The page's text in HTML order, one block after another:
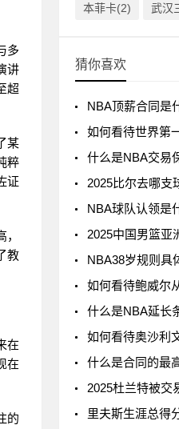
多
讲
超
某
粹
证
教
在
在
的
本菲卡(2) 武汉
猜你喜欢
NBA顶薪合同是
如何看待世界第一
什么是NBA交易
2025比尔去哪支
NBA球队认领是
2025中国男篮亚
NBA38岁规则具
如何看待鲍威尔从海
什么是NBA延长
如何看待奥沙利
什么是合同的最
2025杜兰特被交
里夫斯生涯总得